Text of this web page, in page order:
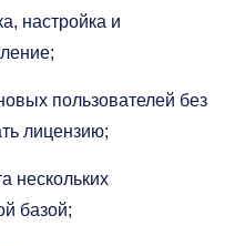
настройка и
пользователей без
лицензию;
нескольких
базой;